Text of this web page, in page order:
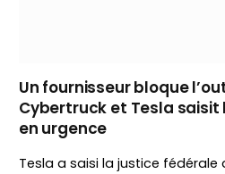
Un fournisseur bloque
Cybertruck et Tesla
en urgence
Tesla a saisi la justice